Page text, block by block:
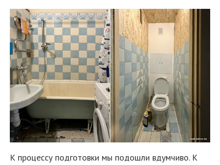
К процессу подготовки мы подошли вдумчиво. К